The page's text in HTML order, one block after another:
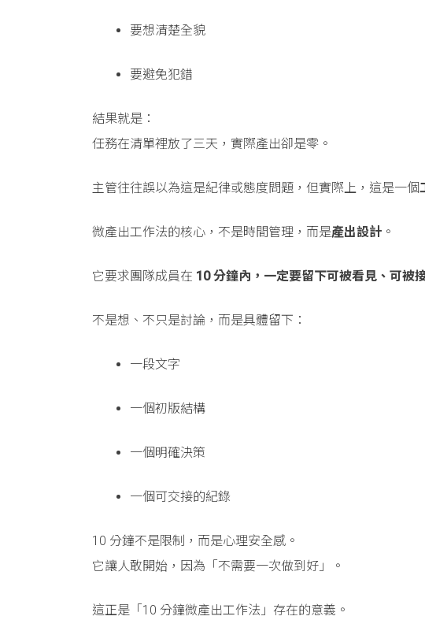
要想清楚全貌
要避免犯錯
結果就是：
任務在清單裡放了三天，實際產出卻是零。
主管往往誤以為這是紀律或態度問題，但實際上，這是一個
微產出工作法的核心，不是時間管理，而是產出設計 。
它要求團隊成員在 10 分鐘內，一定要留下可被看見、可被
不是想、不只是討論，而是具體留下：
一段文字
一個初版結構
一個明確決策
一個可交接的紀錄
10 分鐘不是限制，而是心理安全感。
它讓人敢開始，因為「不需要一次做到好」。
這正是「10 分鐘微產出工作法」存在的意義。